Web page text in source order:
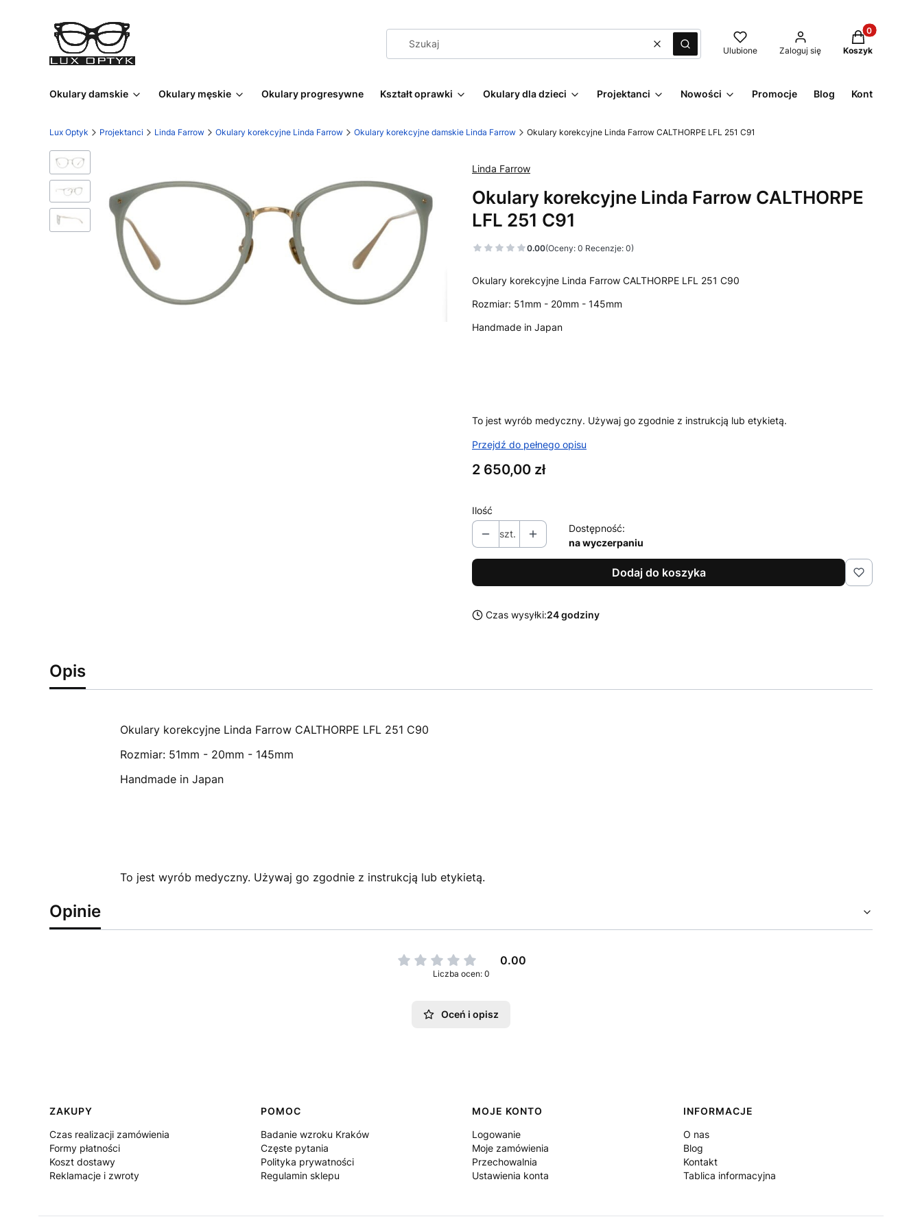
WyczyśćSzukaj Ulubione Zaloguj się
Produkty w
Koszyk
Okulary damskie Okulary męskie Okulary progresywne Kształt oprawki Okulary dla dzieci Projektanci Nowości Promocje Blog Kontakt
Lux Optyk Projektanci Linda Farrow Okulary korekcyjne Linda Farrow Okulary korekcyjne damskie Linda Farrow Okulary korekcyjne Linda Farrow CALTHORPE LFL 251 C91
Linda Farrow
Okulary korekcyjne Linda Farrow CALTHORPE
LFL 251 C91
0.00(Oceny: 0 Recenzje: 0)
Okulary korekcyjne Linda Farrow CALTHORPE LFL 251 C90
Rozmiar: 51mm - 20mm - 145mm
Handmade in Japan
To jest wyrób medyczny. Używaj go zgodnie z instrukcją lub etykietą.
Przejdź do pełnego opisu
Cena
2 650,00 zł
Ilość
szt.
Dostępność:
na wyczerpaniu
Dodaj do koszyka
Czas wysyłki:24 godziny
Opis
Okulary korekcyjne Linda Farrow CALTHORPE LFL 251 C90
Rozmiar: 51mm - 20mm - 145mm
Handmade in Japan
To jest wyrób medyczny. Używaj go zgodnie z instrukcją lub etykietą.
Opinie
0.00
Liczba ocen: 0
Oceń i opisz
Linki w stopce
ZAKUPY
Czas realizacji zamówienia
Formy płatności
Koszt dostawy
Reklamacje i zwroty
POMOC
Badanie wzroku Kraków
Częste pytania
Polityka prywatności
Regulamin sklepu
MOJE KONTO
Logowanie
Moje zamówienia
Przechowalnia
Ustawienia konta
INFORMACJE
O nas
Blog
Kontakt
Tablica informacyjna